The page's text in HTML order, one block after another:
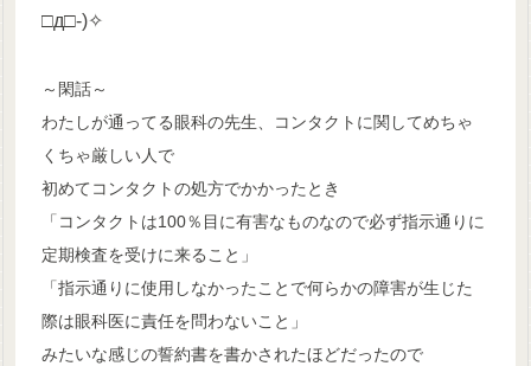
□д□-)✧
～閑話～
わたしが通ってる眼科の先生、コンタクトに関してめちゃ
くちゃ厳しい人で
初めてコンタクトの処方でかかったとき
「コンタクトは100％目に有害なものなので必ず指示通りに
定期検査を受けに来ること」
「指示通りに使用しなかったことで何らかの障害が生じた
際は眼科医に責任を問わないこと」
みたいな感じの誓約書を書かされたほどだったので